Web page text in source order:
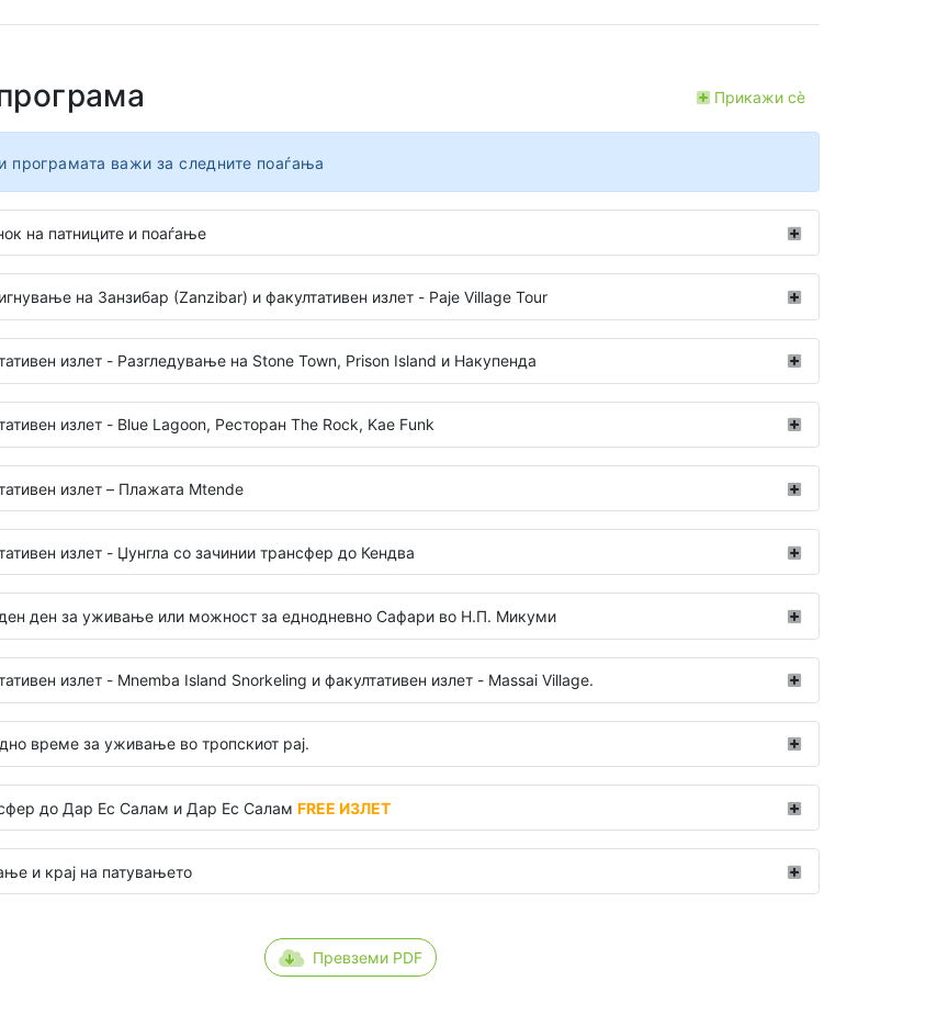
Прикажи сѐ
програмата важи за следните поаѓања
на патниците и поаѓање
на Занзибар (Zanzibar) и факултативен излет - Paje Village Tour
излет - Разгледување на Stone Town, Prison Island и Накупенда
излет - Blue Lagoon, Ресторан The Rock, Kae Funk
излет – Плажата Mtende
излет - Џунгла со зачинии трансфер до Кендва
ден за уживање или можност за еднодневно Сафари во Н.П. Микуми
излет - Mnemba Island Snorkeling и факултативен излет - Massai Village.
време за уживање во тропскиот рај.
до Дар Ес Салам и Дар Ес Салам FREE ИЗЛЕТ
и крај на патувањето
Превземи PDF